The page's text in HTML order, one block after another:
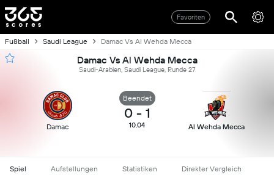
Favoriten
Fußball Saudi League Damac Vs Al Wehda Mecca
Damac Vs Al Wehda Mecca
Saudi-Arabien, Saudi League, Runde 27
Damac
Beendet
0 - 1
10.04 Al Wehda Mecca
Spiel Aufstellungen Statistiken Direkter Vergleich